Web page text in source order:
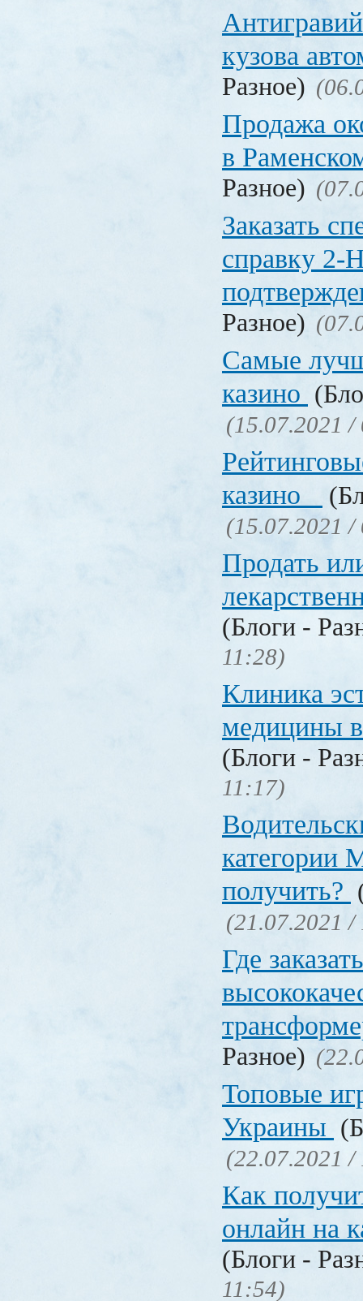
кузова
Разное)
Продажа
в
Разное)
Заказать
справку
Разное)
Самые
казино
(15.07.2021 /
казино
(15.07.2021 /
Продать
(Блоги -
11:28)
Клиника
медицины
(Блоги -
11:17)
категории
получить?
(21.07.2021 /
Где заказать
Разное)
Топовые
Украины
(22.07.2021 /
Как
онлайн на
(Блоги -
11:54)